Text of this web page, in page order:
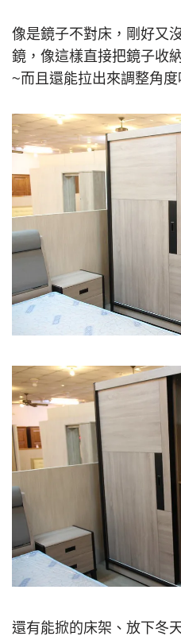
像是鏡子不對床，剛好又
鏡，像這樣直接把鏡子收
~而且還能拉出來調整角度
還有能掀的床架、放下冬